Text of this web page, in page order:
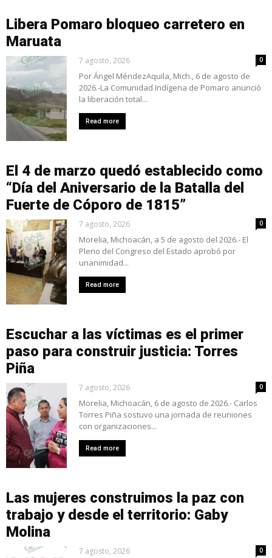
Libera Pomaro bloqueo carretero en
Maruata
7 agosto, 2026 0
Por Ángel MéndezAquila, Mich., 6 de agosto de
2026.-La Comunidad Indígena de Pomaro anunció
la liberación total...
Read more
El 4 de marzo quedó establecido como
“Día del Aniversario de la Batalla del
Fuerte de Cóporo de 1815”
7 agosto, 2026 0
Morelia, Michoacán, a 5 de agosto del 2026.- El
Pleno del Congreso del Estado aprobó por
unanimidad...
Read more
Escuchar a las víctimas es el primer
paso para construir justicia: Torres
Piña
7 agosto, 2026 0
Morelia, Michoacán, 6 de agosto de 2026.- Carlos
Torres Piña sostuvo una jornada de reuniones
con organizaciones...
Read more
Las mujeres construimos la paz con
trabajo y desde el territorio: Gaby
Molina
7 agosto, 2026 0